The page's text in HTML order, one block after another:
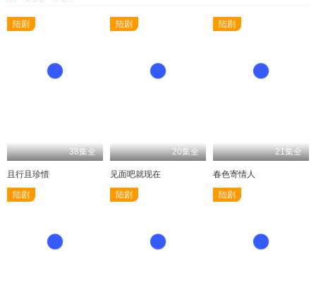
38集全
陆剧
且行且珍惜
20集全
陆剧
见面吧就现在
21集全
陆剧
春色寄情人
陆剧 陆剧 陆剧